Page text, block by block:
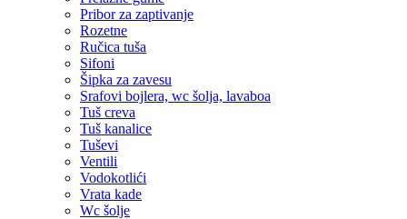
Pribor za zaptivanje
Rozetne
Ručica tuša
Sifoni
Šipka za zavesu
Srafovi bojlera, wc šolja, lavaboa
Tuš creva
Tuš kanalice
Tuševi
Ventili
Vodokotlići
Vrata kade
Wc šolje